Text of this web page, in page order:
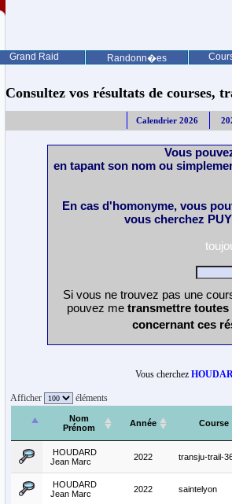
Grand Raid Randonn�es
Consultez vos résultats de courses,
Calendrier 2026
Vous
en tapant son nom ou
En cas d'homonyme, vous
vous cherchez
Si vous ne trouvez pas une
pouvez me transmettre
concernant ces
Vous cherchez
Afficher éléments
Nom
Prénom
Année Course
HOUDARD
Jean Marc
2022 transju-trail-
HOUDARD
Jean Marc
2022 saintelyon